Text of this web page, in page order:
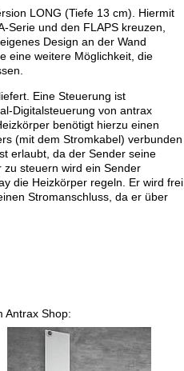
LONG (Tiefe 13 cm). Hiermit
Serie und den FLAPS kreuzen,
Design an der Wand
eine weitere Möglichkeit, die
Eine Steuerung ist
Digitalsteuerung von antrax
benötigt hierzu einen
(mit dem Stromkabel) verbunden
erlaubt, da der Sender seine
steuern wird ein Sender
die Heizkörper regeln. Er wird frei
Stromanschluss, da er über
Antrax Shop: